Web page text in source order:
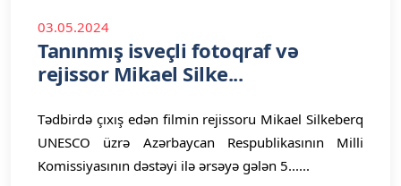
03.05.2024
Tanınmış isveçli fotoqraf və
rejissor Mikael Silke...
Tədbirdə çıxış edən filmin rejissoru Mikael Silkeberq
UNESCO üzrə Azərbaycan Respublikasının Milli
Komissiyasının dəstəyi ilə ərsəyə gələn 5......